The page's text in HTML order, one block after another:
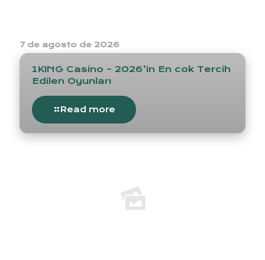
7 de agosto de 2026
1KING Casino – 2026’in En cok Tercih
Edilen Oyunları
Read more